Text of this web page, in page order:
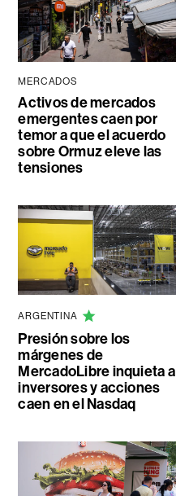
MERCADOS
Activos de mercados
emergentes caen por
temor a que el acuerdo
sobre Ormuz eleve las
tensiones
ARGENTINA
Presión sobre los
márgenes de
MercadoLibre inquieta a
inversores y acciones
caen en el Nasdaq